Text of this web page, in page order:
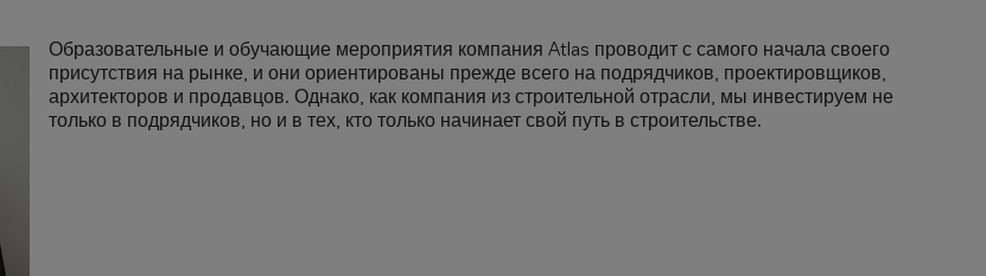
Образовательные и обучающие мероприятия компания Atlas проводит с самого начала своего
присутствия на рынке, и они ориентированы прежде всего на подрядчиков, проектировщиков,
архитекторов и продавцов. Однако, как компания из строительной отрасли, мы инвестируем не
только в подрядчиков, но и в тех, кто только начинает свой путь в строительстве.